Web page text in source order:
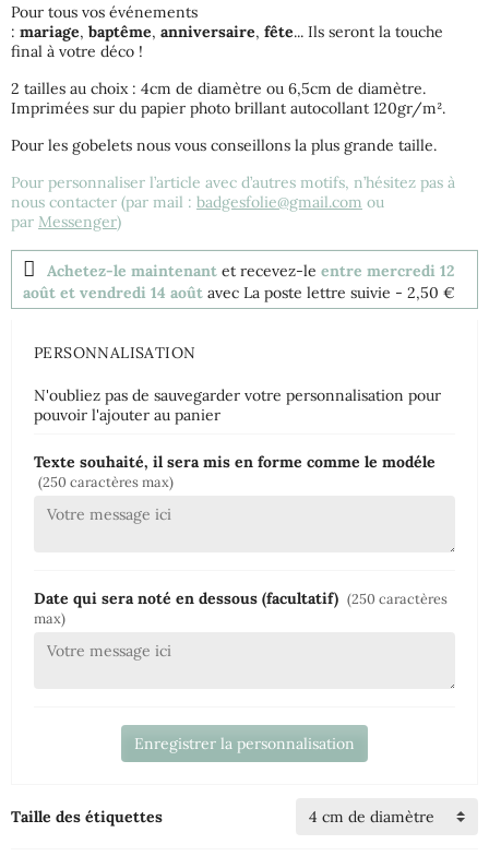
Pour tous vos événements
: mariage, baptême, anniversaire, fête... Ils seront la touche
final à votre déco !
2 tailles au choix : 4cm de diamètre ou 6,5cm de diamètre.
Imprimées sur du papier photo brillant autocollant 120gr/m².
Pour les gobelets nous vous conseillons la plus grande taille.
Pour personnaliser l’article avec d’autres motifs, n’hésitez pas à
nous contacter (par mail : badgesfolie@gmail.com ou
par Messenger)
Achetez-le maintenant et recevez-le entre mercredi 12
août et vendredi 14 août avec La poste lettre suivie - 2,50 €
PERSONNALISATION
N'oubliez pas de sauvegarder votre personnalisation pour
pouvoir l'ajouter au panier
Texte souhaité, il sera mis en forme comme le modéle
(250 caractères max)
Date qui sera noté en dessous (facultatif) (250 caractères
max)
Enregistrer la personnalisation
Taille des étiquettes